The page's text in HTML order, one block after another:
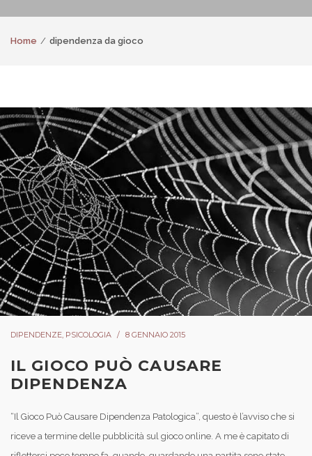
Home dipendenza da gioco
DIPENDENZE PSICOLOGIA 8 GENNAIO 2015
IL GIOCO PUÒ CAUSARE
DIPENDENZA
“Il Gioco Può Causare Dipendenza Patologica”, questo è l’avviso che si
riceve a termine delle pubblicità sul gioco online. A me è capitato di